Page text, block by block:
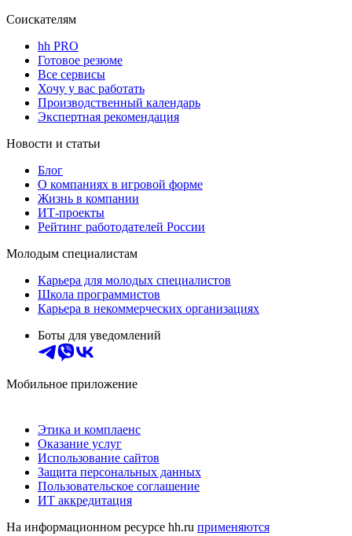
Соискателям
hh PRO
Готовое резюме
Все сервисы
Хочу у вас работать
Производственный календарь
Экспертная рекомендация
Новости и статьи
Блог
О компаниях в игровой форме
Жизнь в компании
ИТ-проекты
Рейтинг работодателей России
Молодым специалистам
Карьера для молодых специалистов
Школа программистов
Карьера в некоммерческих организациях
Боты для уведомлений
Мобильное приложение
Этика и комплаенс
Оказание услуг
Использование сайтов
Защита персональных данных
Пользовательское соглашение
ИТ аккредитация
На информационном ресурсе hh.ru применяются